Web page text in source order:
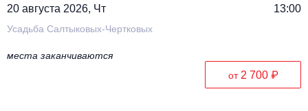
20 августа 2026, Чт 13:00
Усадьба Салтыковых-Чертковых
места заканчиваются
от 2 700 ₽